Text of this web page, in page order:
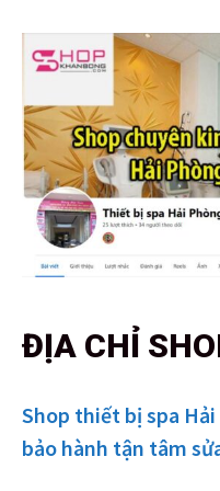
ĐỊA CHỈ
Shop thiết bị spa
bảo hành tận tâm